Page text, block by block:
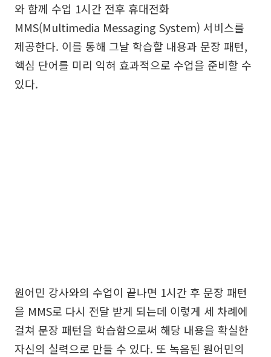
와 함께 수업 1시간 전후 휴대전화
MMS(Multimedia Messaging System) 서비스를
제공한다. 이를 통해 그날 학습할 내용과 문장 패턴,
핵심 단어를 미리 익혀 효과적으로 수업을 준비할 수
있다.
원어민 강사와의 수업이 끝나면 1시간 후 문장 패턴
을 MMS로 다시 전달 받게 되는데 이렇게 세 차례에
걸쳐 문장 패턴을 학습함으로써 해당 내용을 확실한
자신의 실력으로 만들 수 있다. 또 녹음된 원어민의